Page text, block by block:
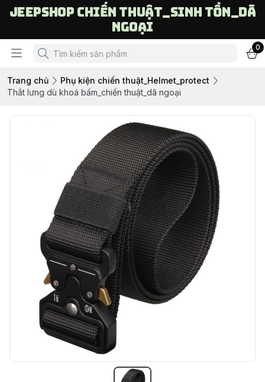
Jeepshop chiến thuật_sinh tồn_dã
ngoại
0
Trang chủ
Phụ kiện chiến thuật_Helmet_protect
Thắt lưng dù khoá bấm_chiến thuật_dã ngoại